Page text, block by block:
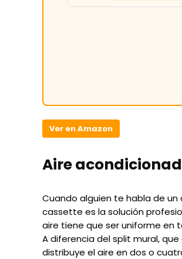
Ver en Amazon
Aire
Cuando alguien te habla de
cassette es la solución
aire tiene que ser uniforme en
A diferencia del split mural,
distribuye el aire en dos o